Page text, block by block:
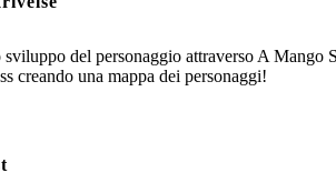
sviluppo del personaggio attraverso A Mango
creando una mappa dei personaggi!